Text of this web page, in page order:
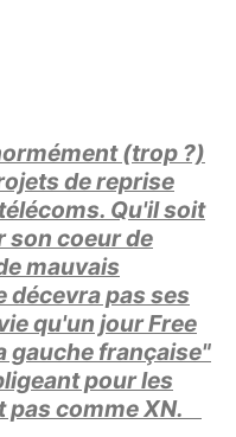
(trop ?)
de reprise
Qu'il soit
son coeur de
mauvais
décevra pas ses
qu'un jour Free
gauche française"
pour les
pas comme XN.